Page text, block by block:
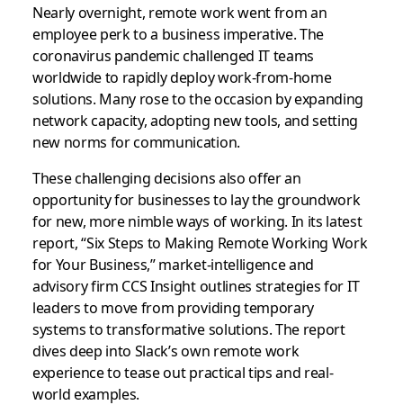
Nearly overnight, remote work went from an
employee perk to a business imperative. The
coronavirus pandemic challenged IT teams
worldwide to rapidly deploy work-from-home
solutions. Many rose to the occasion by expanding
network capacity, adopting new tools, and setting
new norms for communication.
These challenging decisions also offer an
opportunity for businesses to lay the groundwork
for new, more nimble ways of working. In its latest
report, “Six Steps to Making Remote Working Work
for Your Business,” market-intelligence and
advisory firm CCS Insight outlines strategies for IT
leaders to move from providing temporary
systems to transformative solutions. The report
dives deep into Slack’s own remote work
experience to tease out practical tips and real-
world examples.